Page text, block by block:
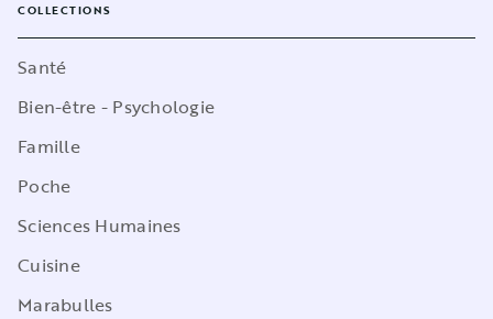
COLLECTIONS
Santé
Bien-être - Psychologie
Famille
Poche
Sciences Humaines
Cuisine
Marabulles